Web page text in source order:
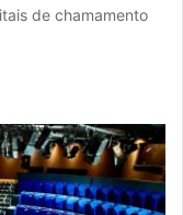
de chamamento